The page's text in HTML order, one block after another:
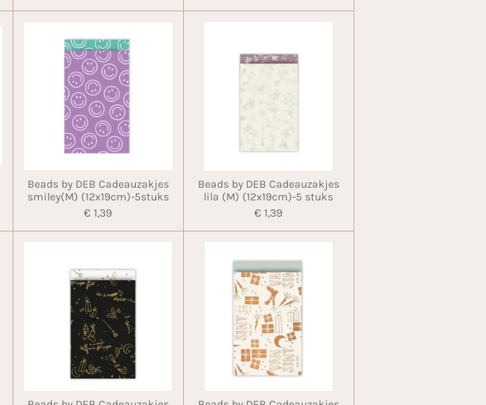
Beads by DEB Cadeauzakjes
smiley(M) (12x19cm)-5stuks
€ 1,39
Beads by DEB Cadeauzakjes
lila (M) (12x19cm)-5 stuks
€ 1,39